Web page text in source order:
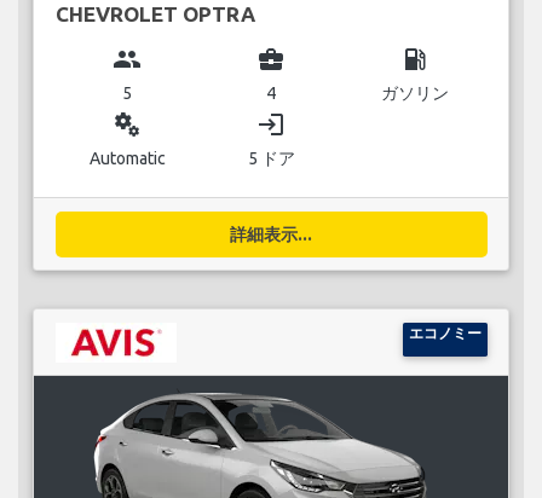
CHEVROLET OPTRA
group
5
business_center
4
local_gas_station
ガソリン
miscellaneous_services
Automatic
login
5 ドア
詳細表示...
エコノミー